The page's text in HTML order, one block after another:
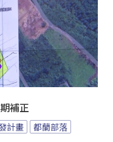
補正
計畫 都蘭部落